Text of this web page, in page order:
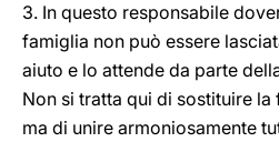
3. In questo responsabile
famiglia non può essere
aiuto e lo attende da parte
Non si tratta qui di sostituire
ma di unire armoniosamente